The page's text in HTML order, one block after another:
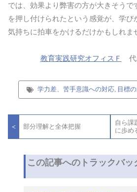
では、効果より弊害の方が大きそうで
を押し付けられたという感覚が、学び
気持ちに拍車をかけるだけかもしれま
教育実践研究オフィスＦ 代
学力差、苦手意識への対応, 目標
稿
ビ
< 部分理解と全体把握
自ら課
に歩め
この記事へのトラックバッ